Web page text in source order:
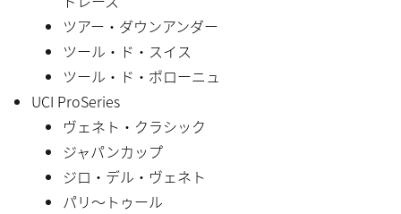
ツアー・ダウンアンダー
ツール・ド・スイス
ツール・ド・ポローニュ
UCI ProSeries
ヴェネト・クラシック
ジャパンカップ
ジロ・デル・ヴェネト
パリ〜トゥール